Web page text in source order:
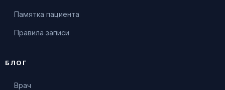
Памятка пациента
Правила записи
БЛОГ
Врач